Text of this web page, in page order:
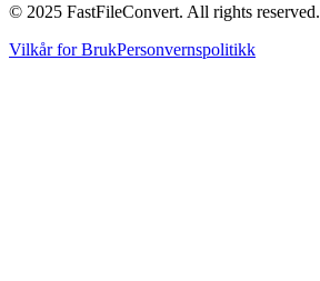
© 2025 FastFileConvert. All rights reserved.
Vilkår for BrukPersonvernspolitikk